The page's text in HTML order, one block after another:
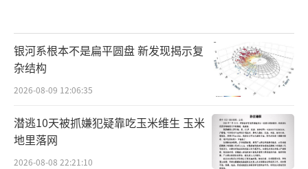
银河系根本不是扁平圆盘 新发现揭示复
杂结构
2026-08-09 12:06:35
潜逃10天被抓嫌犯疑靠吃玉米维生 玉米
地里落网
2026-08-08 22:21:10